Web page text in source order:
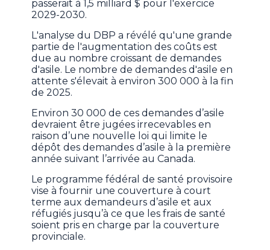
passerait à 1,5 milliard $ pour l'exercice
2029-2030.
L'analyse du DBP a révélé qu'une grande
partie de l'augmentation des coûts est
due au nombre croissant de demandes
d'asile. Le nombre de demandes d'asile en
attente s'élevait à environ 300 000 à la fin
de 2025.
Environ 30 000 de ces demandes d’asile
devraient être jugées irrecevables en
raison d’une nouvelle loi qui limite le
dépôt des demandes d’asile à la première
année suivant l’arrivée au Canada.
Le programme fédéral de santé provisoire
vise à fournir une couverture à court
terme aux demandeurs d’asile et aux
réfugiés jusqu’à ce que les frais de santé
soient pris en charge par la couverture
provinciale.